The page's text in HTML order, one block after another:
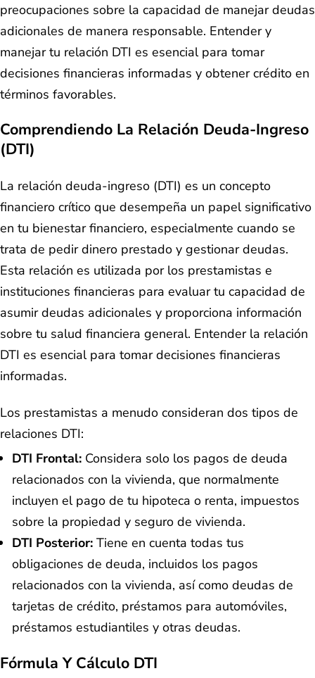
preocupaciones sobre la capacidad de manejar deudas
adicionales de manera responsable. Entender y
manejar tu relación DTI es esencial para tomar
decisiones financieras informadas y obtener crédito en
términos favorables.
Comprendiendo La Relación Deuda-Ingreso
(DTI)
La relación deuda-ingreso (DTI) es un concepto
financiero crítico que desempeña un papel significativo
en tu bienestar financiero, especialmente cuando se
trata de pedir dinero prestado y gestionar deudas.
Esta relación es utilizada por los prestamistas e
instituciones financieras para evaluar tu capacidad de
asumir deudas adicionales y proporciona información
sobre tu salud financiera general. Entender la relación
DTI es esencial para tomar decisiones financieras
informadas.
Los prestamistas a menudo consideran dos tipos de
relaciones DTI:
DTI Frontal: Considera solo los pagos de deuda
relacionados con la vivienda, que normalmente
incluyen el pago de tu hipoteca o renta, impuestos
sobre la propiedad y seguro de vivienda.
DTI Posterior: Tiene en cuenta todas tus
obligaciones de deuda, incluidos los pagos
relacionados con la vivienda, así como deudas de
tarjetas de crédito, préstamos para automóviles,
préstamos estudiantiles y otras deudas.
Fórmula Y Cálculo DTI